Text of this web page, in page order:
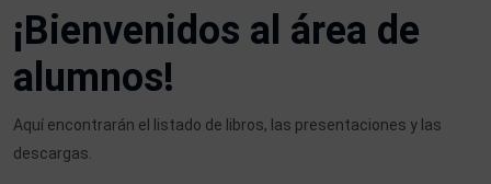
¡Bienvenidos al área de
alumnos!
Aquí encontrarán el listado de libros, las presentaciones y las
descargas.